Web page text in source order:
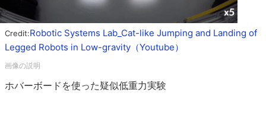
Credit:Robotic Systems Lab_Cat-like Jumping and Landing of
Legged Robots in Low-gravity（Youtube）
ホバーボードを使った疑似低重力実験